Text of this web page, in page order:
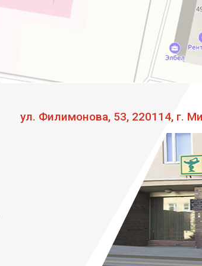
ул. Филимонова, 53, 220114, г.